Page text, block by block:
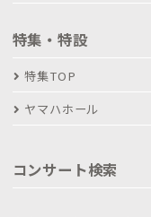
特集・特設
特集TOP
ヤマハホール
コンサート検索